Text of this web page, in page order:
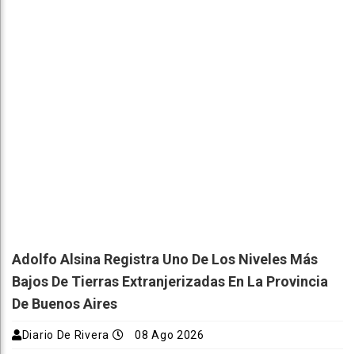
Adolfo Alsina Registra Uno De Los Niveles Más
Bajos De Tierras Extranjerizadas En La Provincia
De Buenos Aires
Diario De Rivera 08 Ago 2026